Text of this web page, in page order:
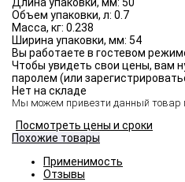
Длина упаковки, мм: 50
Объем упаковки, л: 0.7
Масса, кг: 0.238
Ширина упаковки, мм: 54
Вы работаете в гостевом
Чтобы увидеть свои цены, вам
паролем (или
Нет на складе
Мы можем привезти данный товар
Посмотреть цены и сроки
Похожие товары
Применимость
Отзывы